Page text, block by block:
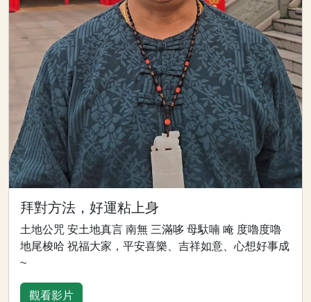
拜對方法，好運粘上身
土地公咒 安土地真言 南無 三滿哆 母馱喃 唵 度嚕度嚕
地尾梭哈 祝福大家，平安喜樂、吉祥如意、心想好事成
~
觀看影片